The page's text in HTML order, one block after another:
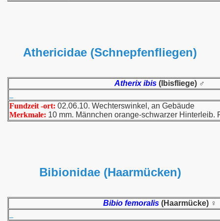
Athericidae (Schnepfenfliegen)
Atherix ibis (Ibisfliege) ♂
Fundzeit -ort: 02.06.10. Wechterswinkel, an Gebäude
Merkmale: 10 mm. Männchen orange-schwarzer Hinterleib.
Bibionidae (Haarmücken)
Bibio femoralis (Haarmücke) ♀